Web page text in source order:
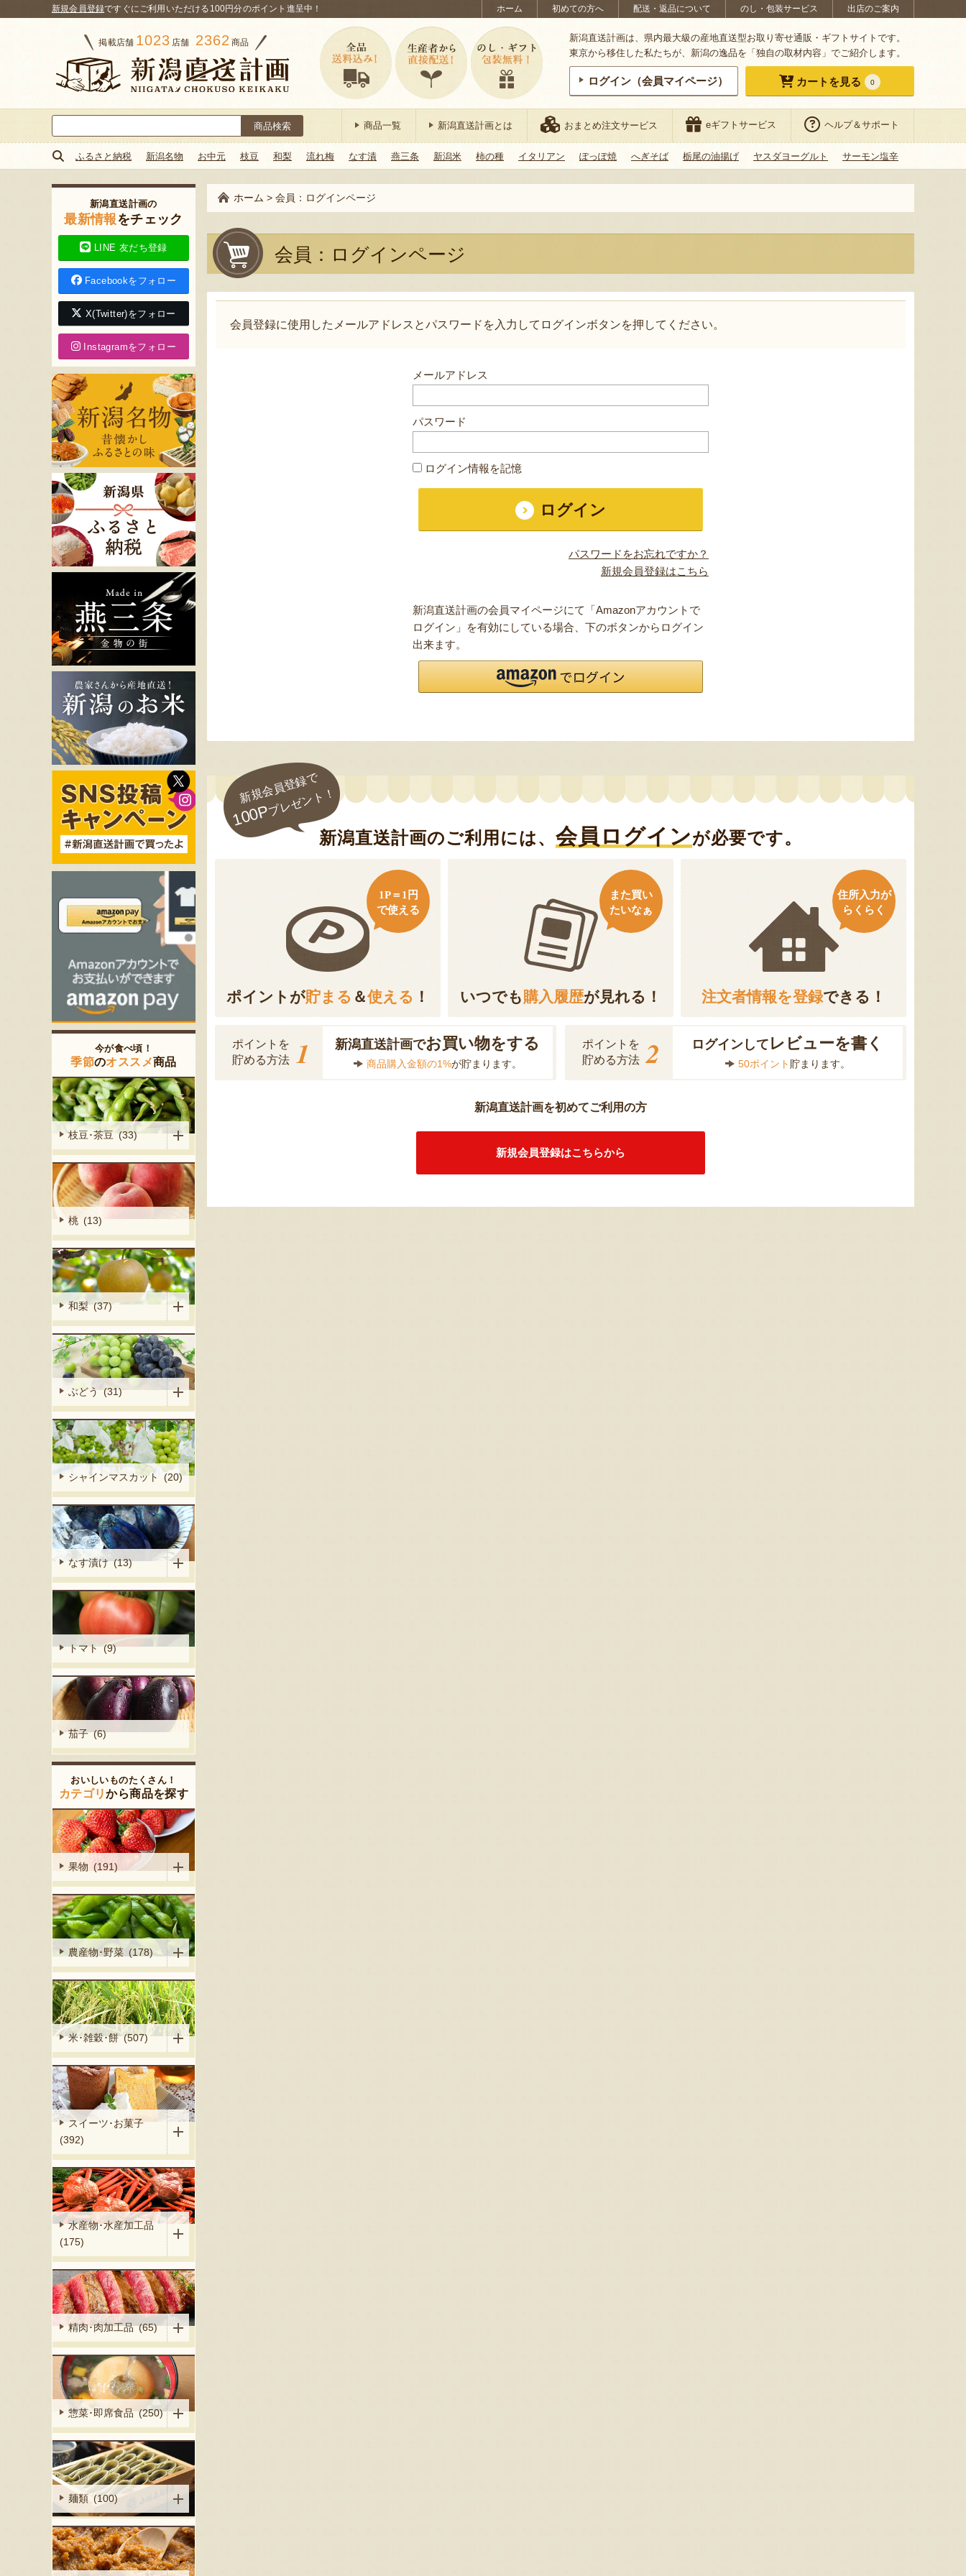
ホーム 初めての方へ 配送・返品について のし・包装サービス 出店のご案内
新規会員登録ですぐにご利用いただける100円分のポイント進呈中！
掲載店舗 1023 店舗 2362 商品
新潟直送計画は、県内最大級の産地直送型お取り寄せ通販・ギフトサイトです。
東京から移住した私たちが、新潟の逸品を「独自の取材内容」でご紹介します。
ログイン（会員マイページ） カートを見る 0
索:
商品一覧 新潟直送計画とは おまとめ注文サービス eギフトサービス ヘルプ＆サポート
ふるさと納税 新潟名物 お中元 枝豆 和梨 流れ梅 なす漬 燕三条 新潟米 柿の種 イタリアン ぽっぽ焼 へぎそば 栃尾の油揚げ ヤスダヨーグルト サーモン塩辛
ホーム > 会員：ログインページ
会員：ログインページ
会員登録に使用したメールアドレスとパスワードを入力してログインボタンを押してください。
メールアドレス
パスワード
ログイン情報を記憶
パスワードをお忘れですか？
新規会員登録はこちら
新潟直送計画の会員マイページにて「Amazonアカウントで
ログイン」を有効にしている場合、下のボタンからログイン
出来ます。
新規会員登録で
100Pプレゼント！
新潟直送計画のご利用には、 会員ログインが必要です。
ポイントが貯まる ＆使える ！
1P＝1円
で使える
いつでも購入履歴が見れる！
また買い
たいなぁ
注文者情報を登録できる！
住所入力が
らくらく
ポイントを
貯める方法 1 新潟直送計画でお買い物をする
商品購入金額の1%が貯まります。
ポイントを
貯める方法 2 ログインして レビューを書く
50ポイント 貯まります。
新潟直送計画を初めてご利用の方
新規会員登録はこちらから
新潟直送計画の
最新情報をチェック
LINE 友だち登録
Facebookをフォロー
X(Twitter)をフォロー
Instagramをフォロー
今が食べ頃！
季節のオススメ商品
枝豆･茶豆 (33)
桃 (13)
和梨 (37)
ぶどう (31)
シャインマスカット (20)
なす漬け (13)
トマト (9)
茄子 (6)
おいしいものたくさん！
カテゴリから商品を探す
果物 (191)
農産物･野菜 (178)
米･雑穀･餅 (507)
スイーツ･お菓子
(392)
水産物･水産加工品
(175)
精肉･肉加工品 (65)
惣菜･即席食品 (250)
麺類 (100)